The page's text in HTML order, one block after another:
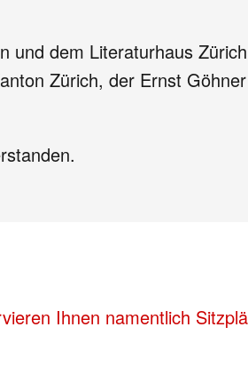
und dem Literaturhaus
Zürich, der Ernst
Ihnen namentlich